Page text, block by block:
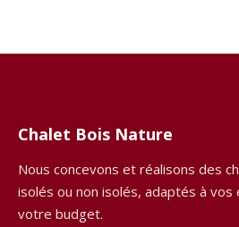
Chalet Bois Nature
Nous concevons et réalisons des
isolés ou non isolés, adaptés à
votre budget.